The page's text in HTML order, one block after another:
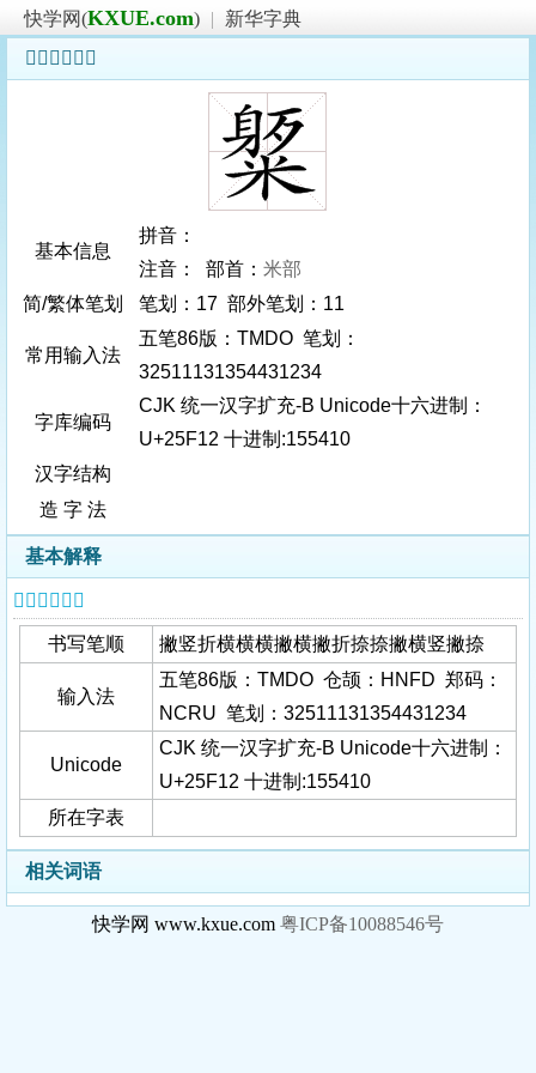
快学网(KXUE.com) |
新华字典
𥼒字基本信息
基本信息
拼音：
注音： 部首： 米部
简/繁体笔划
笔划：17 部外笔划：11
常用输入法
五笔86版：TMDO 笔划：
32511131354431234
字库编码
CJK 统一汉字扩充-B Unicode十六进制：
U+25F12 十进制:155410
汉字结构
造 字 法
基本解释
𥼒字基本信息
书写笔顺 撇竖折横横横撇横撇折捺捺撇横竖撇捺
输入法
五笔86版：TMDO 仓颉：HNFD 郑码：
NCRU 笔划：32511131354431234
Unicode
CJK 统一汉字扩充-B Unicode十六进制：
U+25F12 十进制:155410
所在字表
相关词语
快学网 www.kxue.com 粤ICP备10088546号